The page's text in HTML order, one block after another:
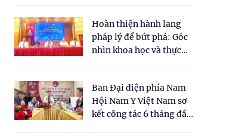
Hoàn thiện hành lang
pháp lý để bứt phá: Góc
nhìn khoa học và thực
cho Luật Y dược cổ
truyền Việt Nam"
Ban Đại diện phía Nam
Hội Nam Y Việt Nam sơ
kết công tác 6 tháng đầu